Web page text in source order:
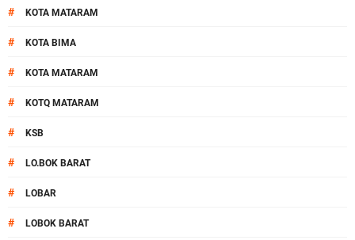
# KOTA MATARAM
# KOTA BIMA
# KOTA MATARAM
# KOTQ MATARAM
# KSB
# LO.BOK BARAT
# LOBAR
# LOBOK BARAT